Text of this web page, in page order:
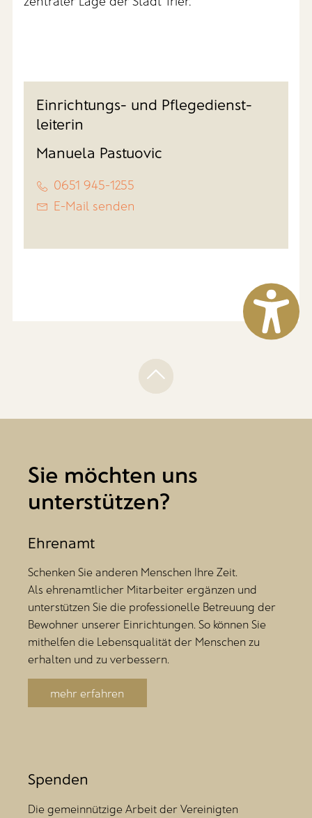
Einrichtungs- und Pflegedienst-
leiterin
Manuela Pastuovic
0651 945-1255
E-Mail senden
Sie möchten uns
unterstützen?
Ehrenamt
Schenken Sie anderen Menschen Ihre Zeit.
Als ehrenamtlicher Mitarbeiter ergänzen und
unterstützen Sie die professionelle Betreuung der
Bewohner unserer Einrichtungen. So können Sie
mithelfen die Lebensqualität der Menschen zu
erhalten und zu verbessern.
mehr erfahren
Spenden
Die gemeinnützige Arbeit der Vereinigten